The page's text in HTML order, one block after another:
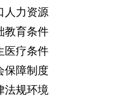
人力资源
教育条件
医疗条件
保障制度
法规环境